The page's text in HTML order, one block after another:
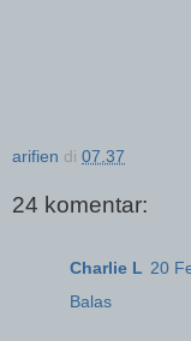
arifien di 07.37
24 komentar:
Charlie L 20
Balas